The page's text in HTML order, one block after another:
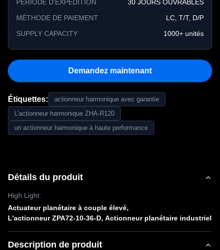
PÉRIODE D'EXPÉDITION
30 JOURS OUVRABLES
MÉTHODE DE PAIEMENT
LC, T/T, D/P
SUPPLY CAPACITY
1000+ unités
Demandez maintenant
Étiquettes:
actionneur harmonique avec garantie
L'actionneur harmonique ZHA-R120
un actionneur harmonique à haute performance
Détails du produit
High Light:
Actuateur planétaire à couple élevé,
L'actionneur ZPA72-10-36-D, Actionneur planétaire industriel
Description de produit